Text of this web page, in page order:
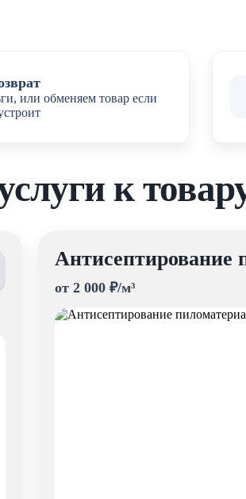
или обменяем товар если
к
Антисептирование
от 2 000 ₽/м³